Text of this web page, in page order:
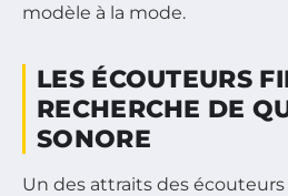
modèle à la mode.
LES ÉCOUTEURS
RECHERCHE DE
SONORE
Un des attraits des